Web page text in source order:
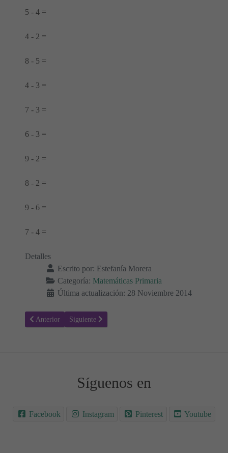
5 - 4 =
4 - 2 =
8 - 5 =
4 - 3 =
7 - 3 =
6 - 3 =
9 - 2 =
8 - 2 =
9 - 6 =
7 - 4 =
Detalles
Escrito por: Estefanía Morera
Categoría: Matemáticas Primaria
Última actualización: 28 Noviembre 2014
Artículo anterior: Taller de matemáticas 15
Anterior Artículo siguiente: Taller de matemáticas 13
Siguiente
Síguenos en
Facebook Instagram Pinterest Youtube